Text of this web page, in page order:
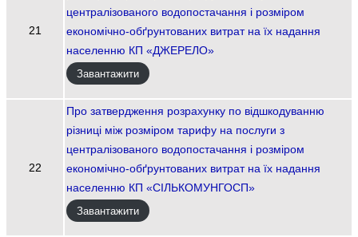
21
централізованого водопостачання і розміром
економічно-обґрунтованих витрат на їх надання
населенню КП «ДЖЕРЕЛО»
Завантажити
22
Про затвердження розрахунку по відшкодуванню
різниці між розміром тарифу на послуги з
централізованого водопостачання і розміром
економічно-обґрунтованих витрат на їх надання
населенню КП «СІЛЬКОМУНГОСП»
Завантажити